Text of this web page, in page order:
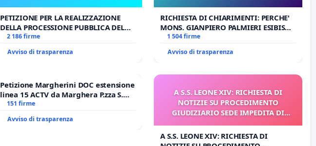
PETIZIONE PER LA REALIZZAZIONE
DELLA PROCESSIONE PUBBLICA DEL
CORPUS DOMINI A MILANO
2 186 firme
Avviso di trasparenza
RICHIESTA DI CHIARIMENTI: PERCHE'
MONS. GIANPIERO PALMIERI ESIBISCE
OPERE DI RUPNIK?
1 504 firme
Avviso di trasparenza
Petizione Margherini DOC estensione
linea 15 ACTV da Marghera P.zza S.
Antonio all'aeroporto Marco Polo
tariffa a € 1,50
151 firme
Avviso di trasparenza
A S.S. LEONE XIV: RICHIESTA DI
NOTIZIE SU PROCEDIMENTO
GIUDIZIARIO SEDE IMPEDITA DI
A S.S. LEONE XIV: RICHIESTA DI